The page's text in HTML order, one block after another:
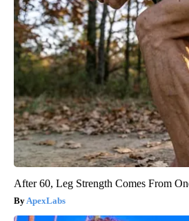
After 60, Leg Strength Comes From
ApexLabs